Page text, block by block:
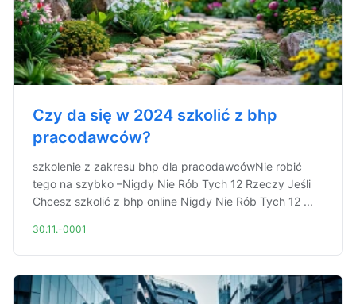
Czy da się w 2024 szkolić z bhp
pracodawców?
szkolenie z zakresu bhp dla pracodawcówNie robić
tego na szybko –Nigdy Nie Rób Tych 12 Rzeczy Jeśli
Chcesz szkolić z bhp online Nigdy Nie Rób Tych 12 ...
30.11.-0001